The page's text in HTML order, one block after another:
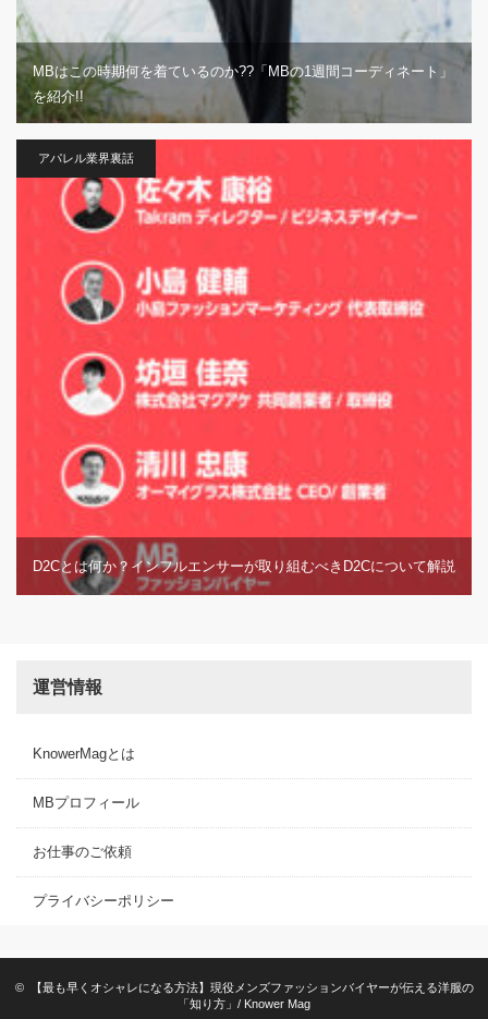
MBはこの時期何を着ているのか??「MBの1週間コーディネート」
を紹介!!
アパレル業界裏話
D2Cとは何か？インフルエンサーが取り組むべきD2Cについて解説
運営情報
KnowerMagとは
MBプロフィール
お仕事のご依頼
プライバシーポリシー
©
【最も早くオシャレになる方法】現役メンズファッションバイヤーが伝える洋服の
「知り方」/ Knower Mag